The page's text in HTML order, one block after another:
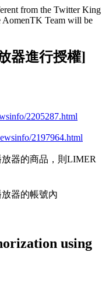
from the Twitter King
AomenTK Team will be
器進行授權]
2205287.html
2197964.html
器的商品，則LIMER
器的帳號內
using